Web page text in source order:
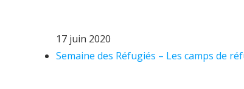
17 juin 2020
Semaine des Réfugiés – Les camps de